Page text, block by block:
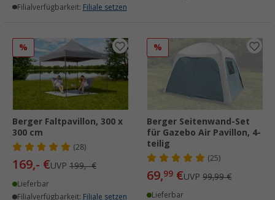
Filialverfügbarkeit: Filiale setzen
%
Berger Faltpavillon, 300 x
300 cm
(28)
169,- €UVP 199,- €
Lieferbar
Filialverfügbarkeit: Filiale setzen
%
Berger Seitenwand-Set
für Gazebo Air Pavillon, 4-
teilig
(25)
69,99 €UVP 99,99 €
Lieferbar